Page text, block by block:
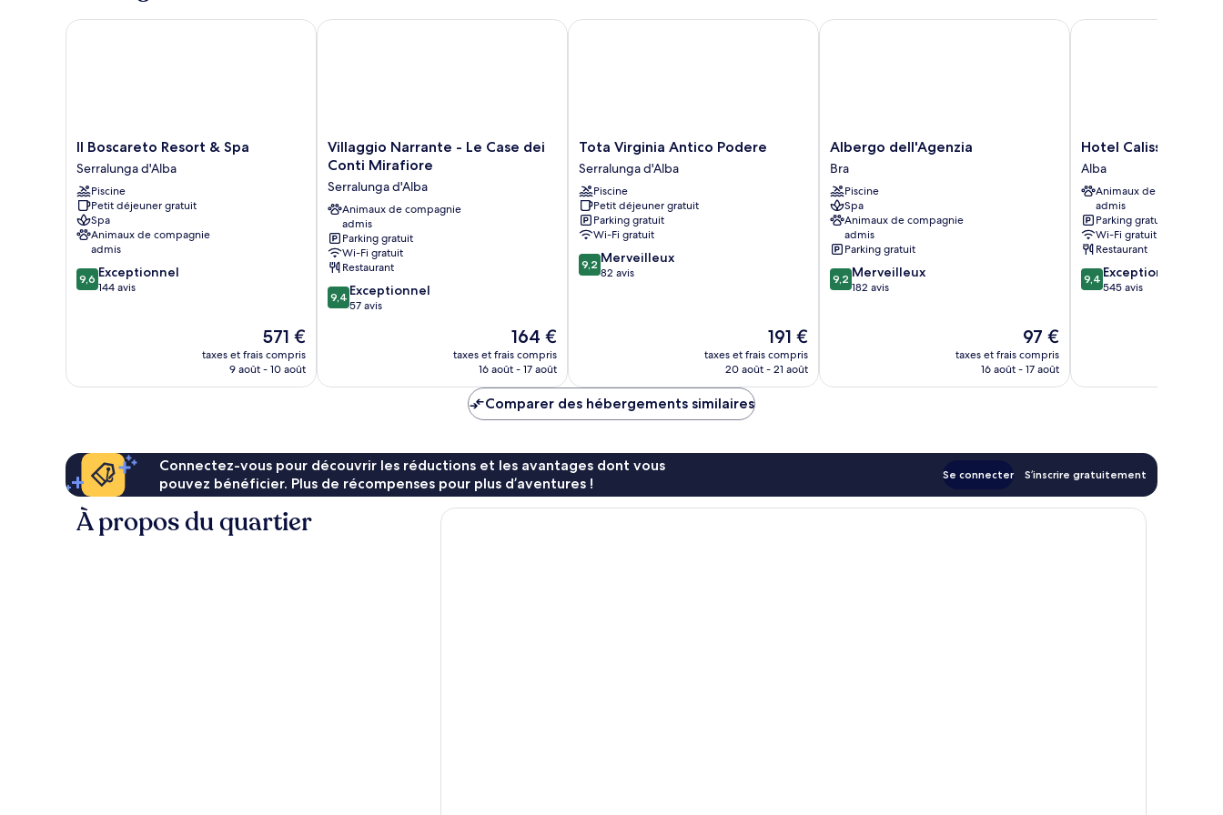
Chambre
Il
Boscareto
Resort
&
Spa
Serralunga
d'Alba
Il Boscareto Resort & Spa
Serralunga d'Alba
Piscine
Petit déjeuner gratuit
Spa
Animaux de compagnie
admis
9.6
sur
9,6 Exceptionnel
144 avis
Le
nouveau
prix
571 €
taxes et frais compris
9 août - 10 août
Il Boscareto Resort & Spa
Villaggio
Narrante
Le
Case
dei
Conti
Mirafiore
Serralunga
d'Alba
Villaggio Narrante - Le Case dei
Conti Mirafiore
Serralunga d'Alba
Animaux de compagnie
admis
Parking gratuit
Wi-Fi gratuit
Restaurant
9.4
sur
9,4 Exceptionnel
57 avis
Le
nouveau
prix
de
164 €
164 €
taxes et frais compris
16 août - 17 août
Villaggio Narrante - Le Case dei Conti Mirafiore
Tota
Virginia
Antico
Podere
Serralunga
d'Alba
Tota Virginia Antico Podere
Serralunga d'Alba
Piscine
Petit déjeuner gratuit
Parking gratuit
Wi-Fi gratuit
9.2
sur
9,2 Merveilleux
82 avis
Le
nouveau
prix
191 €
taxes et frais compris
20 août - 21 août
Tota Virginia Antico Podere
Albergo
dell'Agenzia
Bra
Albergo dell'Agenzia
Bra
Piscine
Spa
Animaux de compagnie
admis
Parking gratuit
9.2
sur
9,2 Merveilleux
182 avis
Le
nouveau
prix
97 €
taxes et frais compris
16 août - 17 août
Albergo dell'Agenzia
Hotel
Calissano
Alba
Hotel Calissano
Alba
Animaux de compagnie
admis
Parking gratuit
Wi-Fi gratuit
Restaurant
9.4
sur
9,4 Exceptionnel
545 avis
Hotel Calissano
Comparer des hébergements similaires
Connectez-vous pour découvrir les réductions et les avantages dont vous
pouvez bénéficier. Plus de récompenses pour plus d’aventures !
Se connecter S’inscrire gratuitement
À propos du quartier